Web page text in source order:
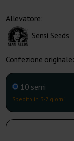
Allevatore:
Sensi Seeds
Confezione originale:
10 semi
Spedito in 3-7 giorni